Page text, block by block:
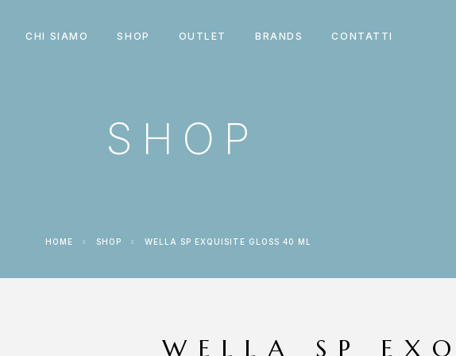
CHI SIAMO SHOP OUTLET BRANDS CONTATTI
SHOP
HOME SHOP WELLA SP EXQUISITE GLOSS 40 ML
WELLA SP